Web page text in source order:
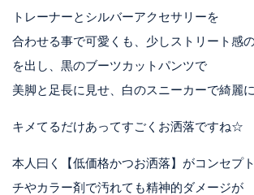
トレーナーとシルバーアクセサリーを
合わせる事で可愛くも、少しストリート感
を出し、黒のブーツカットパンツで
美脚と足長に見せ、白のスニーカーで綺麗に
キメてるだけあってすごくお洒落ですね☆
本人曰く【低価格かつお洒落】がコンセプ
チやカラー剤で汚れても精神的ダメージが